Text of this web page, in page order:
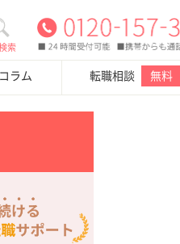
索
ラム 転職相談 無料